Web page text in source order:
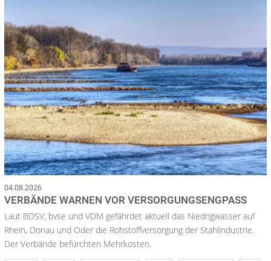
04.08.2026
VERBÄNDE WARNEN VOR VERSORGUNGSENGPASS
Laut BDSV, bvse und VDM gefährdet aktuell das Niedrigwasser auf
Rhein, Donau und Oder die Rohstoffversorgung der Stahlindustrie.
Der Verbände befürchten Mehrkosten.